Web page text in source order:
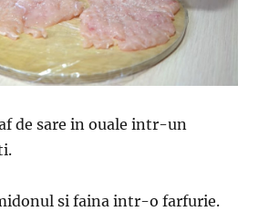
de sare in ouale intr-un
si faina intr-o farfurie.